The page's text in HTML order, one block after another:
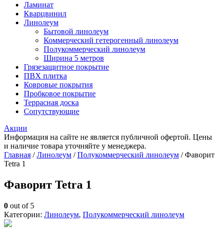
Ламинат
Кварцвинил
Линолеум
Бытовой линолеум
Коммерческий гетерогенный линолеум
Полукоммерческий линолеум
Ширина 5 метров
Грязезащитное покрытие
ПВХ плитка
Ковровые покрытия
Пробковое покрытие
Террасная доска
Сопутствующие
Акции
Информация на сайте не является публичной офертой. Цены
и наличие товара уточняйте у менеджера.
Главная /Линолеум /Полукоммерческий линолеум / Фаворит
Tetra 1
Фаворит Tetra 1
0 out of 5
Категории: Линолеум, Полукоммерческий линолеум